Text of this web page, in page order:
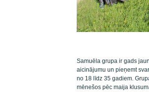
Samuēla grupa ir gads
aicinājumu un pieņemt
no 18 līdz 35 gadiem.
mēnešos pēc maija